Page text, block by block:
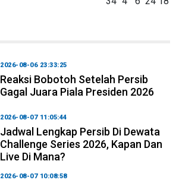
2026-08-06 23:33:25
Reaksi Bobotoh Setelah Persib
Gagal Juara Piala Presiden 2026
2026-08-07 11:05:44
Jadwal Lengkap Persib Di Dewata
Challenge Series 2026, Kapan Dan
Live Di Mana?
2026-08-07 10:08:58